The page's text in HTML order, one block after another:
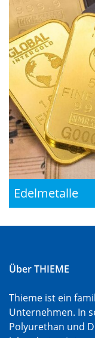
Edelmetalle
Über THIEME
Thieme ist ein
Unternehmen. In
Polyurethan und